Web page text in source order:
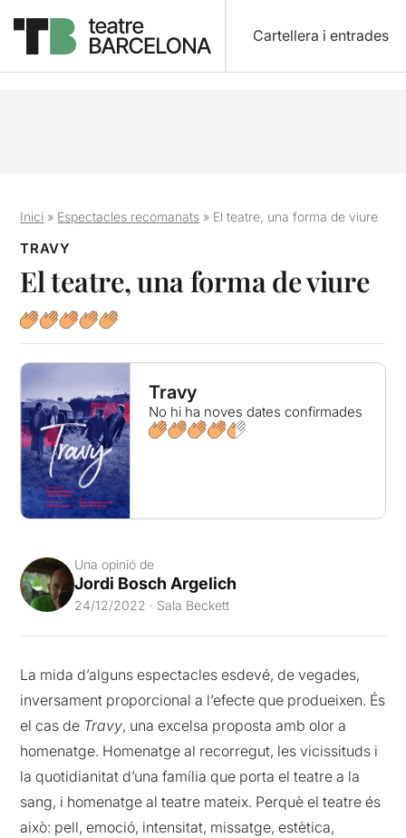
Cartellera i entrades
Inici » Espectacles recomanats » El teatre, una forma de viure
TRAVY
El teatre, una forma de viure
Travy
No hi ha noves dates confirmades
Una opinió de
Jordi Bosch Argelich
24/12/2022 · Sala Beckett
La mida d’alguns espectacles esdevé, de vegades,
inversament proporcional a l’efecte que produeixen. És
el cas de Travy, una excelsa proposta amb olor a
homenatge. Homenatge al recorregut, les vicissituds i
la quotidianitat d’una família que porta el teatre a la
sang, i homenatge al teatre mateix. Perquè el teatre és
això: pell, emoció, intensitat, missatge, estètica,